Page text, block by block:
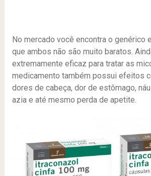
No mercado você encontra o genérico
que ambos não são muito baratos.
extremamente eficaz para tratar as
medicamento também possui efeitos
dores de cabeça, dor de estômago,
azia e até mesmo perda de apetite.